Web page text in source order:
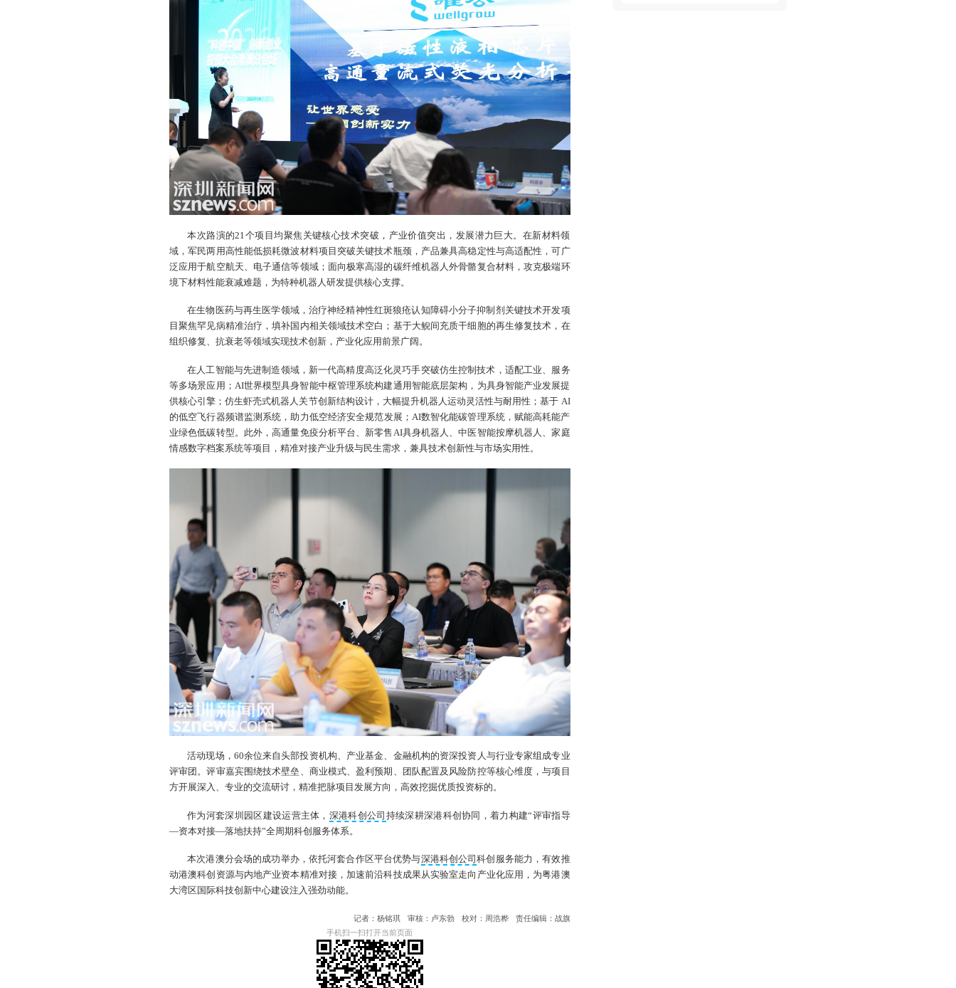
本次路演的21个项目均聚焦关键核心技术突破，产业价值突出，发展潜力巨大。在新材料领
域，军民两用高性能低损耗微波材料项目突破关键技术瓶颈，产品兼具高稳定性与高适配性，可广
泛应用于航空航天、电子通信等领域；面向极寒高湿的碳纤维机器人外骨骼复合材料，攻克极端环
境下材料性能衰减难题，为特种机器人研发提供核心支撑。
在生物医药与再生医学领域，治疗神经精神性红斑狼疮认知障碍小分子抑制剂关键技术开发项
目聚焦罕见病精准治疗，填补国内相关领域技术空白；基于大鲵间充质干细胞的再生修复技术，在
组织修复、抗衰老等领域实现技术创新，产业化应用前景广阔。
在人工智能与先进制造领域，新一代高精度高泛化灵巧手突破仿生控制技术，适配工业、服务
等多场景应用；AI世界模型具身智能中枢管理系统构建通用智能底层架构，为具身智能产业发展提
供核心引擎；仿生虾壳式机器人关节创新结构设计，大幅提升机器人运动灵活性与耐用性；基于 AI
的低空飞行器频谱监测系统，助力低空经济安全规范发展；AI数智化能碳管理系统，赋能高耗能产
业绿色低碳转型。此外，高通量免疫分析平台、新零售AI具身机器人、中医智能按摩机器人、家庭
情感数字档案系统等项目，精准对接产业升级与民生需求，兼具技术创新性与市场实用性。
活动现场，60余位来自头部投资机构、产业基金、金融机构的资深投资人与行业专家组成专业
评审团。评审嘉宾围绕技术壁垒、商业模式、盈利预期、团队配置及风险防控等核心维度，与项目
方开展深入、专业的交流研讨，精准把脉项目发展方向，高效挖掘优质投资标的。
作为河套深圳园区建设运营主体， 深港科创公司 持续深耕深港科创协同，着力构建“评审指导
—资本对接—落地扶持”全周期科创服务体系。
本次港澳分会场的成功举办，依托河套合作区平台优势与深港科创公司科创服务能力，有效推
动港澳科创资源与内地产业资本精准对接，加速前沿科技成果从实验室走向产业化应用，为粤港澳
大湾区国际科技创新中心建设注入强劲动能。
记者：杨铭琪 审核：卢东勃 校对：周浩桦
责任编辑：战旗
手机扫一扫打开当前页面